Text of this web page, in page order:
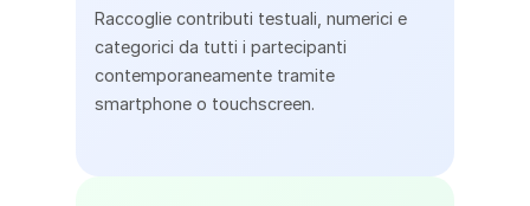
Raccoglie contributi testuali, numerici e
categorici da tutti i partecipanti
contemporaneamente tramite
smartphone o touchscreen.